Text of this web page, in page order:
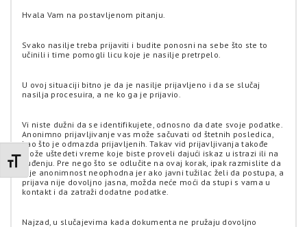
Promenite veličinu slova
Hvala Vam na postavljenom pitanju.
Svako nasilje treba prijaviti i budite ponosni na sebe što ste to
učinili i time pomogli licu koje je nasilje pretrpelo.
U ovoj situaciji bitno je da je nasilje prijavljeno i da se slučaj
nasilja procesuira, a ne ko ga je prijavio.
Vi niste dužni da se identifikujete, odnosno da date svoje podatke.
Anonimno prijavljivanje vas može sačuvati od štetnih posledica,
kao što je odmazda prijavljenih. Takav vid prijavljivanja takođe
može uštedeti vreme koje biste proveli dajući iskaz u istrazi ili na
suđenju. Pre nego što se odlučite na ovaj korak, ipak razmislite da
li je anonimnost neophodna jer ako javni tužilac želi da postupa, a
prijava nije dovoljno jasna, možda neće moći da stupi s vama u
kontakt i da zatraži dodatne podatke.
Najzad, u slučajevima kada dokumenta ne pružaju dovoljno